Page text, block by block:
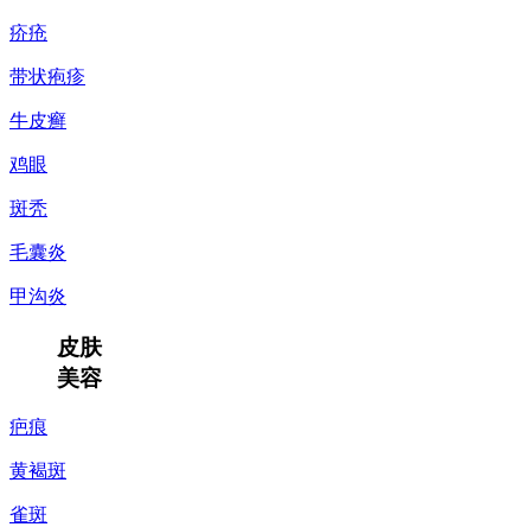
疥疮
带状疱疹
牛皮癣
鸡眼
斑秃
毛囊炎
甲沟炎
皮肤
美容
疤痕
黄褐斑
雀斑